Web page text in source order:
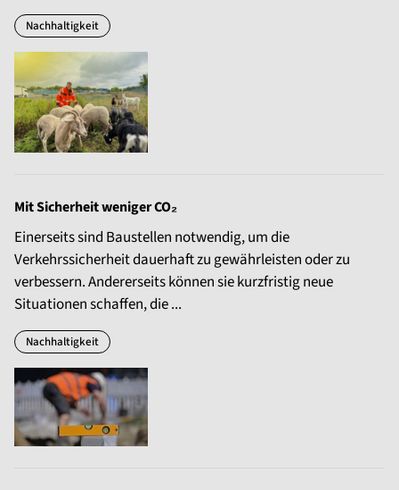
Nachhaltigkeit
Mit Sicherheit weniger CO₂
Einerseits sind Baustellen notwendig, um die
Verkehrssicherheit dauerhaft zu gewährleisten oder zu
verbessern. Andererseits können sie kurzfristig neue
Situationen schaffen, die ...
Nachhaltigkeit